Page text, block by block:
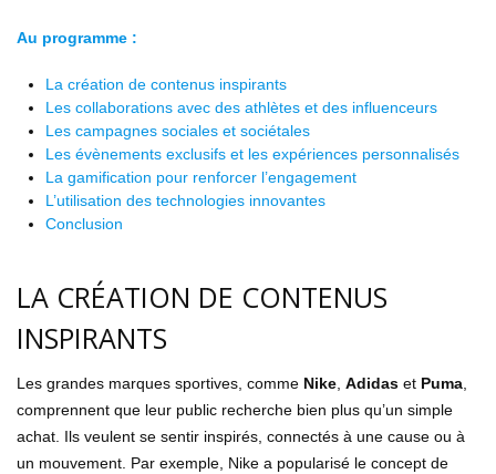
Au programme :
La création de contenus inspirants
Les collaborations avec des athlètes et des influenceurs
Les campagnes sociales et sociétales
Les évènements exclusifs et les expériences personnalisés
La gamification pour renforcer l’engagement
L’utilisation des technologies innovantes
Conclusion
LA CRÉATION DE CONTENUS
INSPIRANTS
Les grandes marques sportives, comme Nike, Adidas et Puma,
comprennent que leur public recherche bien plus qu’un simple
achat. Ils veulent se sentir inspirés, connectés à une cause ou à
un mouvement. Par exemple, Nike a popularisé le concept de